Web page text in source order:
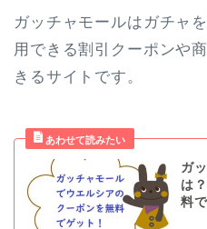
ガッチャモールはガチャ
用できる割引クーポンや
きるサイトです。
ガ
は
料